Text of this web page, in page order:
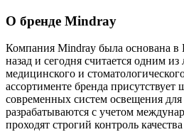
О бренде Mindray
Компания Mindray была основана в
назад и сегодня считается одним
медицинского и
ассортименте бренда
современных систем освещения
разрабатываются с учетом
проходят строгий контроль